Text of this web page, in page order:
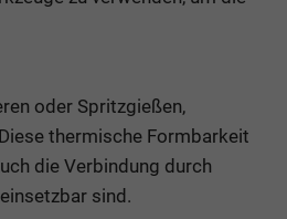
oder Spritzgießen,
thermische Formbarkeit
die Verbindung durch
sind.